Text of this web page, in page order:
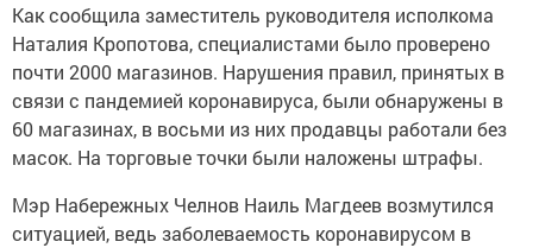
Как сообщила заместитель руководителя исполкома
Наталия Кропотова, специалистами было проверено
почти 2000 магазинов. Нарушения правил, принятых в
связи с пандемией коронавируса, были обнаружены в
60 магазинах, в восьми из них продавцы работали без
масок. На торговые точки были наложены штрафы.
Мэр Набережных Челнов Наиль Магдеев возмутился
ситуацией, ведь заболеваемость коронавирусом в